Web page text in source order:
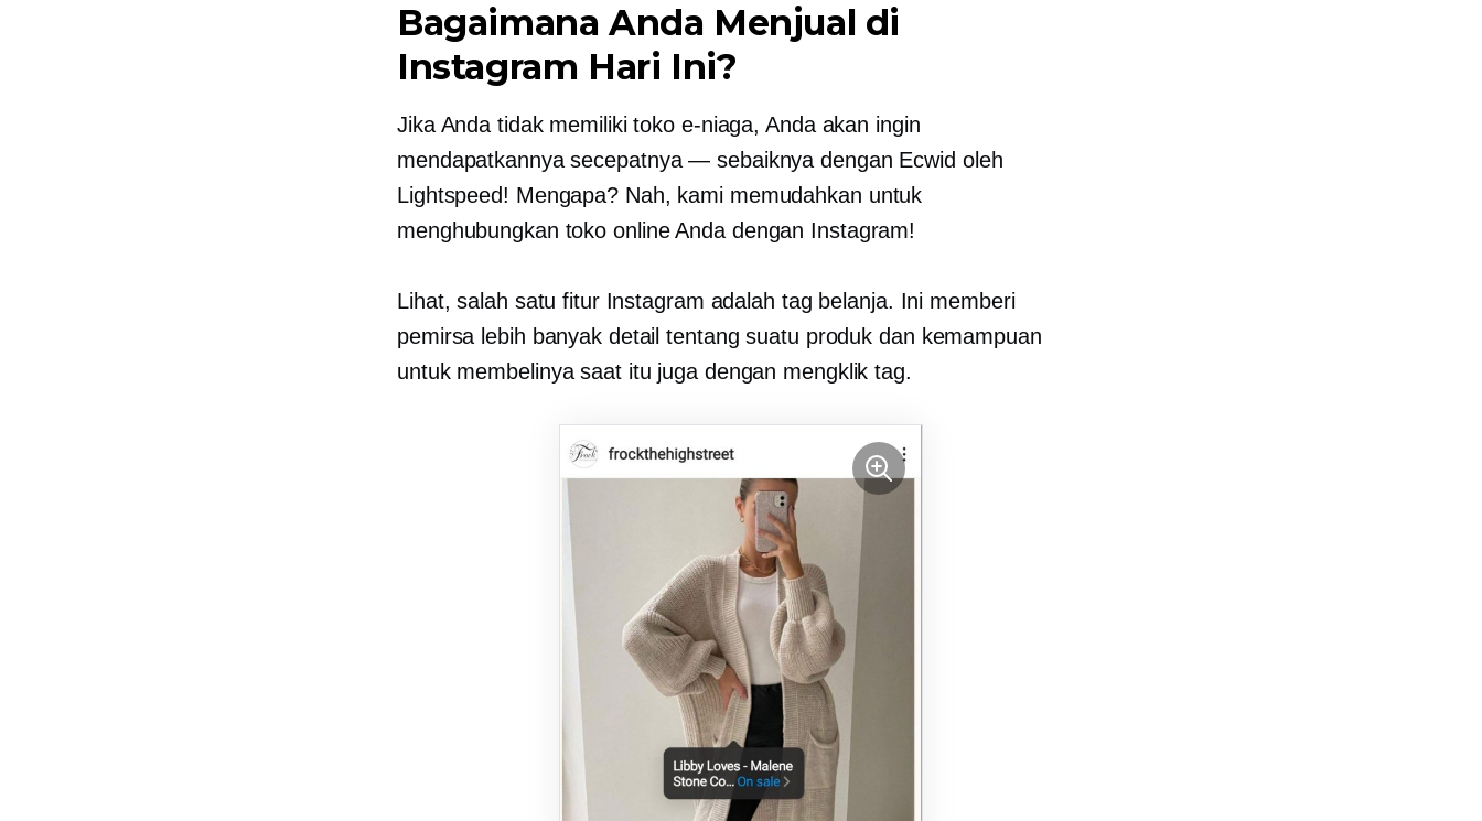
Bagaimana Anda Menjual di
Instagram Hari Ini?
Jika Anda tidak memiliki toko e-niaga, Anda akan ingin
mendapatkannya secepatnya — sebaiknya dengan Ecwid oleh
Lightspeed! Mengapa? Nah, kami memudahkan untuk
menghubungkan toko online Anda dengan Instagram!
Lihat, salah satu fitur Instagram adalah tag belanja. Ini memberi
pemirsa lebih banyak detail tentang suatu produk dan kemampuan
untuk membelinya saat itu juga dengan mengklik tag.